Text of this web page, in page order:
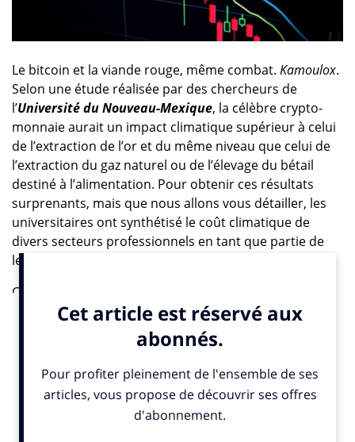
Le bitcoin et la viande rouge, même combat. Kamoulox.
Selon une étude réalisée par des chercheurs de
l’Université du Nouveau-Mexique, la célèbre crypto-
monnaie aurait un impact climatique supérieur à celui
de l’extraction de l’or et du même niveau que celui de
l’extraction du gaz naturel ou de l’élevage du bétail
destiné à l’alimentation. Pour obtenir ces résultats
surprenants, mais que nous allons vous détailler, les
universitaires ont synthétisé le coût climatique de
divers secteurs professionnels en tant que partie de
leur capitalisation boursière globale.
Certaines industries, comme le charbon, causent
presque autant de dommages que la valeur totale du
marché qu’elles soutiennent, soit un ratio de 95 %.
D’autres, comme la production porcine, génèrent,
certes, des impacts climatiques énormes mais qu’il est
important de nuancer par leur taille massive. Le
bitcoin, quant à lui, se situe entre les deux. Selon les
économistes, l’impact climatique de sa production a